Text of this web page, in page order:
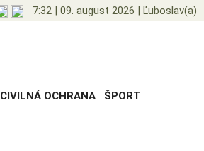
7:32 | 09. august 2026 | Ľuboslav(a)
CIVILNÁ OCHRANA ŠPORT